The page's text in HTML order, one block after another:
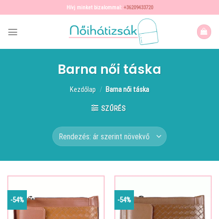
to
content
Hívj minket bizalommal: +36209433720
Barna női táska
Kezdőlap / Barna női táska
SZŰRÉS
-54% -54%